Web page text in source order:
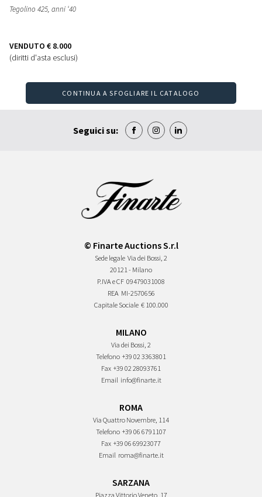
Tegolino 425, anni ‘40
VENDUTO € 8.000
(diritti d'asta esclusi)
CONTINUA A SFOGLIARE IL CATALOGO
Seguici su:
© Finarte Auctions S.r.l
Sede legale Via dei Bossi, 2
20121 - Milano
P.IVA e CF 09479031008
REA MI-2570656
Capitale Sociale € 100.000
MILANO
Via dei Bossi, 2
Telefono +39 02 3363801
Fax +39 02 28093761
Email info@finarte.it
ROMA
Via Quattro Novembre, 114
Telefono +39 06 6791107
Fax +39 06 69923077
Email roma@finarte.it
SARZANA
Piazza Vittorio Veneto, 17